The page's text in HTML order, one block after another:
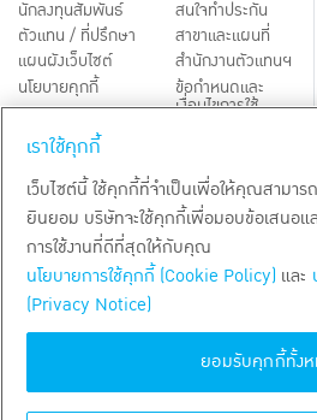
นักลงทุนสัมพันธ์
ตัวแทน / ที่ปรึกษา
แผนผังเว็บไซต์
นโยบายคุกกี้
Third-Party Notices
สนใจทำประกัน
สาขาและแผนที่
สำนักงานตัวแทนฯ
ข้อกำหนดและ
เงื่อนไขการใช้
TH EN
สงวนลิขสิทธิ์ พ.ศ.2569
เราใช้คุกกี้
เว็บไซต์นี้ ใช้คุกกี้ที่จำเป็นเพื่อให้คุณสามาร
ยินยอม บริษัทจะใช้คุกกี้เพื่อมอบข้อเสนอ
การใช้งานที่ดีที่สุดให้กับคุณ
นโยบายการใช้คุกกี้ (Cookie Policy) และ
(Privacy Notice)
ยอมรับคุกกี้ทั้ง